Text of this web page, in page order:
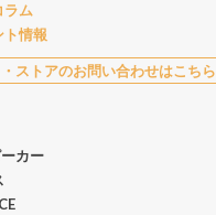
ラム
ト情報
ストアのお問い合わせはこちら
カー